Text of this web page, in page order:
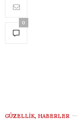
0
GÜZELLIK, HABERLER